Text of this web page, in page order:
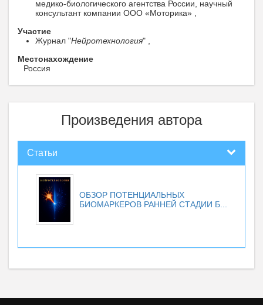
медико-биологического агентства России, научный
консультант компании ООО «Моторика» ,
Участие
Журнал "Нейротехнология" ,
Местонахождение
Россия
Произведения автора
Статьи
ОБЗОР ПОТЕНЦИАЛЬНЫХ
БИОМАРКЕРОВ РАННЕЙ СТАДИИ Б...